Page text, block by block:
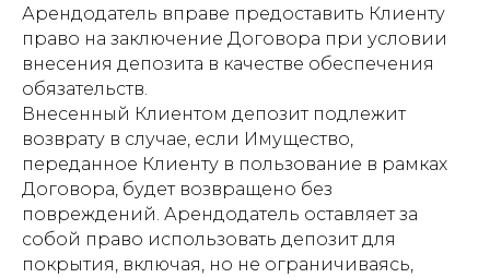
Арендодатель вправе предоставить Клиенту
право на заключение Договора при условии
внесения депозита в качестве обеспечения
обязательств.
Внесенный Клиентом депозит подлежит
возврату в случае, если Имущество,
переданное Клиенту в пользование в рамках
Договора, будет возвращено без
повреждений. Арендодатель оставляет за
собой право использовать депозит для
покрытия, включая, но не ограничиваясь,